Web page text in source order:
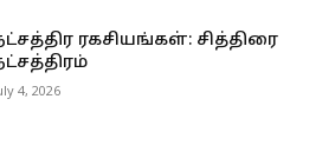
ரகசியங்கள்: சித்திரை
4, 2026